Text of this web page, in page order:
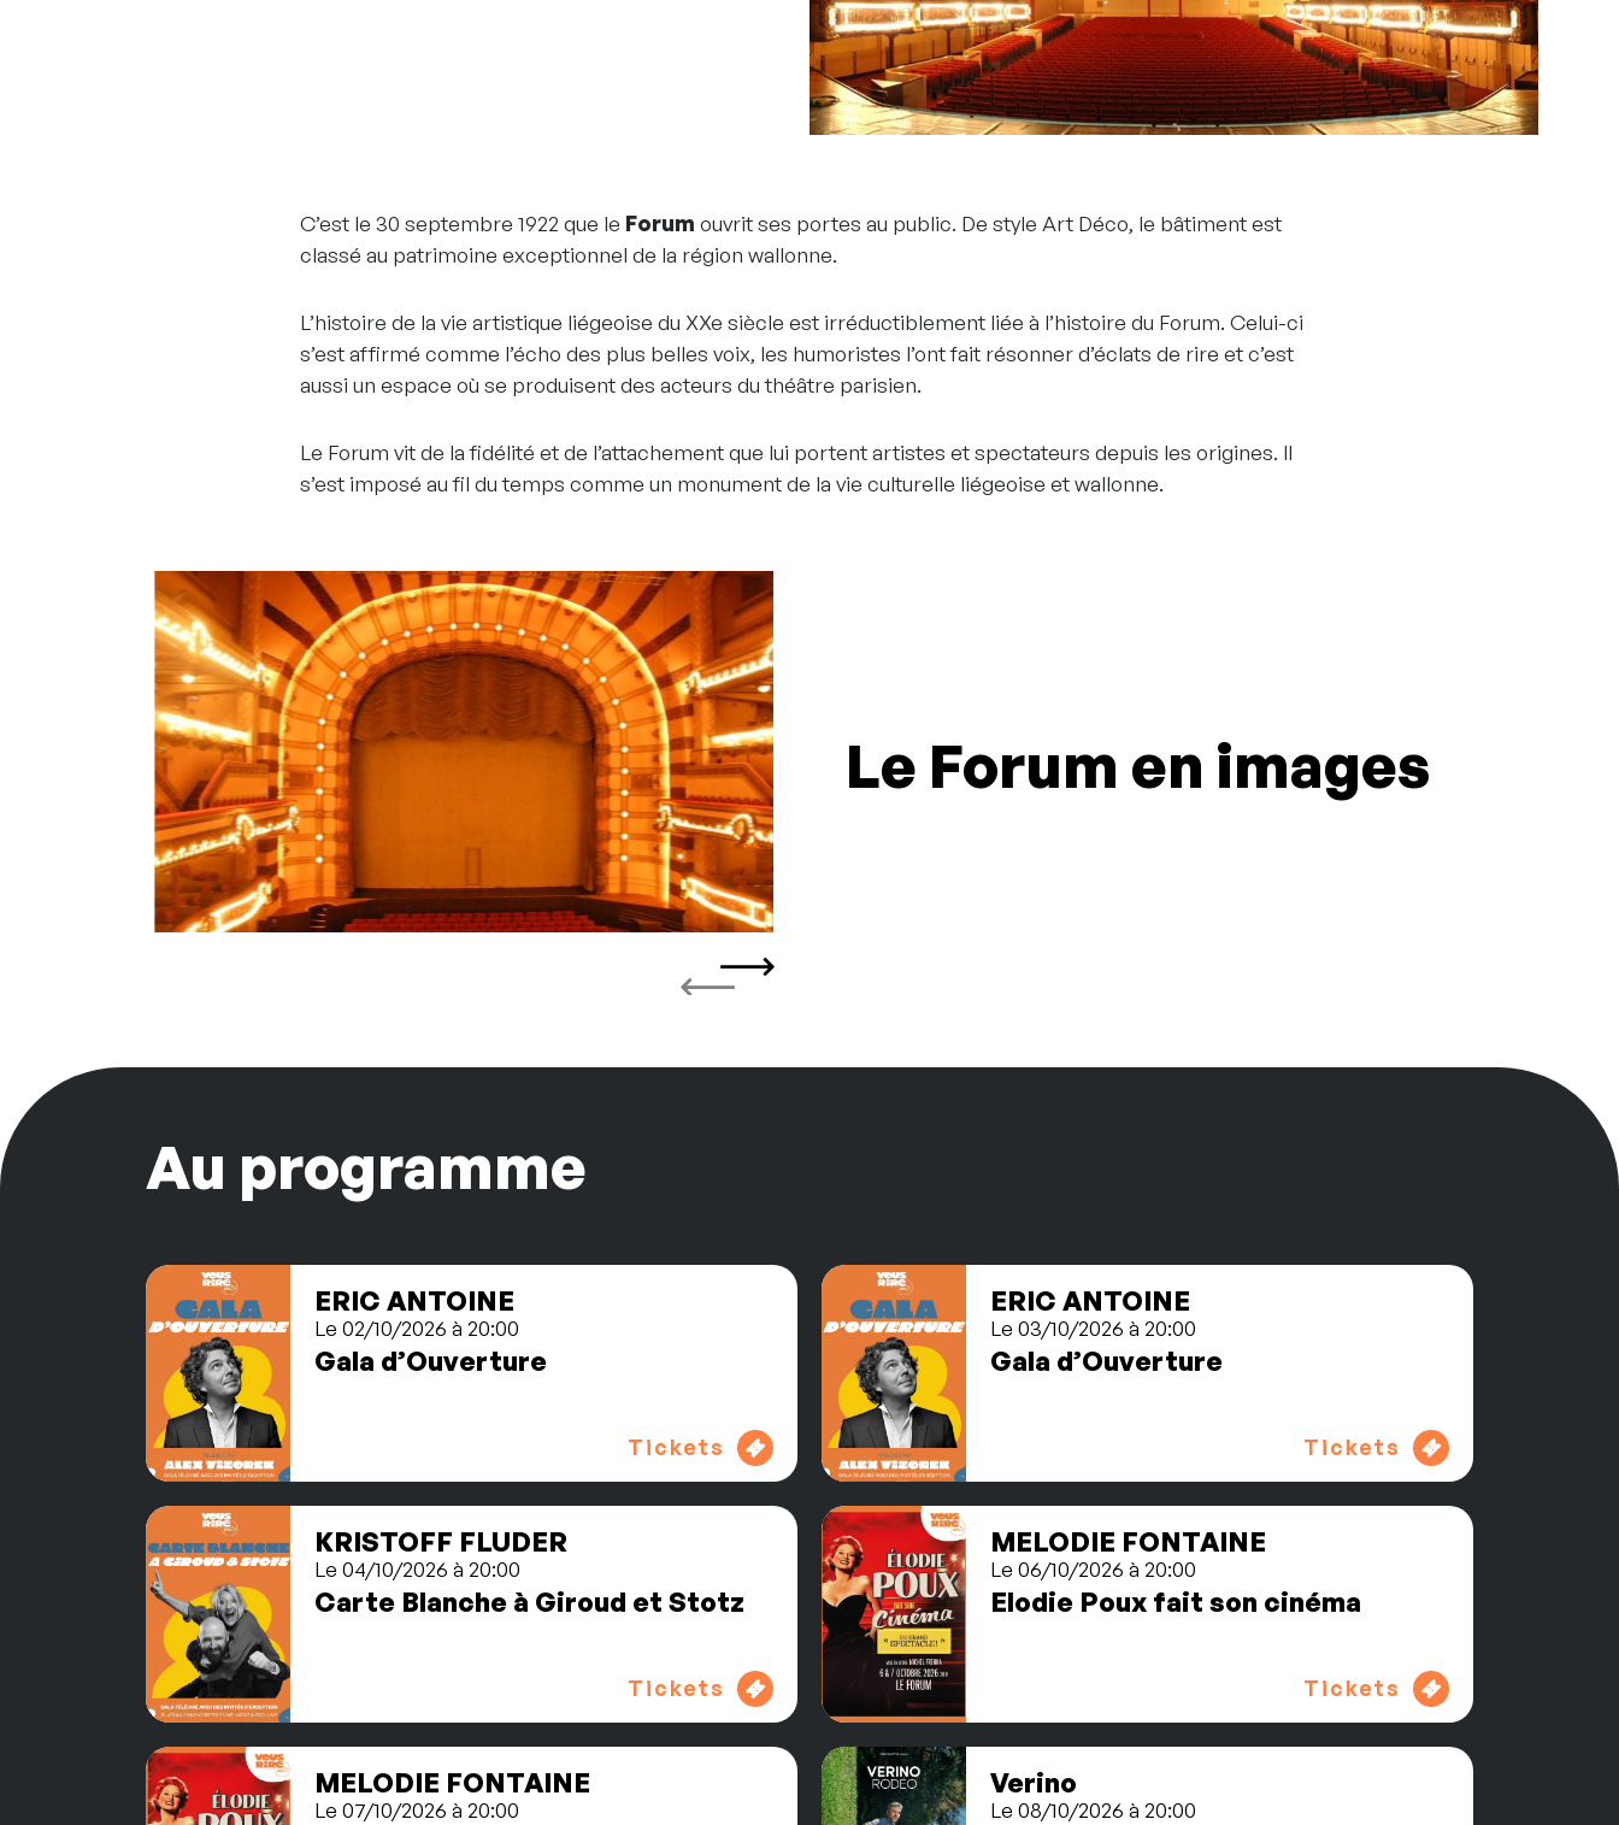
C’est le 30 septembre 1922 que le Forum ouvrit ses portes au public. De style Art Déco, le bâtiment est
classé au patrimoine exceptionnel de la région wallonne.
L’histoire de la vie artistique liégeoise du XXe siècle est irréductiblement liée à l’histoire du Forum. Celui-ci
s’est affirmé comme l’écho des plus belles voix, les humoristes l’ont fait résonner d’éclats de rire et c’est
aussi un espace où se produisent des acteurs du théâtre parisien.
Le Forum vit de la fidélité et de l’attachement que lui portent artistes et spectateurs depuis les origines. Il
s’est imposé au fil du temps comme un monument de la vie culturelle liégeoise et wallonne.
Le Forum en images
Au programme
ERIC ANTOINE
Le 02/10/2026 à 20:00
Gala d’Ouverture
Tickets
ERIC ANTOINE
Le 03/10/2026 à 20:00
Gala d’Ouverture
Tickets
KRISTOFF FLUDER
Le 04/10/2026 à 20:00
Carte Blanche à Giroud et Stotz
Tickets
MELODIE FONTAINE
Le 06/10/2026 à 20:00
Elodie Poux fait son cinéma
Tickets
MELODIE FONTAINE
Le 07/10/2026 à 20:00
Verino
Le 08/10/2026 à 20:00